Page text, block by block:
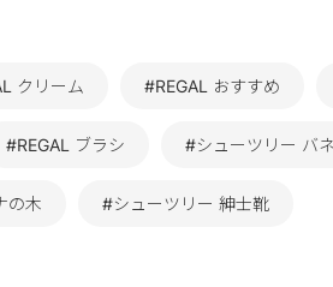
クリーム #REGAL おすすめ
#REGAL ブラシ #シューツリー バ
の木 #シューツリー 紳士靴